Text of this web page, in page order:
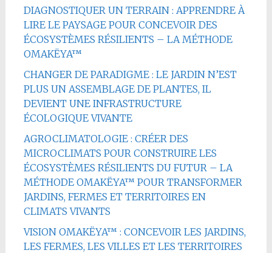
DIAGNOSTIQUER UN TERRAIN : APPRENDRE À
LIRE LE PAYSAGE POUR CONCEVOIR DES
ÉCOSYSTÈMES RÉSILIENTS – LA MÉTHODE
OMAKËYA™
CHANGER DE PARADIGME : LE JARDIN N’EST
PLUS UN ASSEMBLAGE DE PLANTES, IL
DEVIENT UNE INFRASTRUCTURE
ÉCOLOGIQUE VIVANTE
AGROCLIMATOLOGIE : CRÉER DES
MICROCLIMATS POUR CONSTRUIRE LES
ÉCOSYSTÈMES RÉSILIENTS DU FUTUR – LA
MÉTHODE OMAKËYA™ POUR TRANSFORMER
JARDINS, FERMES ET TERRITOIRES EN
CLIMATS VIVANTS
VISION OMAKËYA™ : CONCEVOIR LES JARDINS,
LES FERMES, LES VILLES ET LES TERRITOIRES